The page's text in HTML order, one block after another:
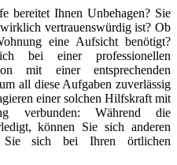
bereitet Ihnen Unbehagen? Sie
vertrauenswürdig ist? Ob
eine Aufsicht benötigt?
bei einer professionellen
mit einer entsprechenden
all diese Aufgaben zuverlässig
einer solchen Hilfskraft mit
verbunden: Während die
können Sie sich anderen
Sie sich bei Ihren örtlichen